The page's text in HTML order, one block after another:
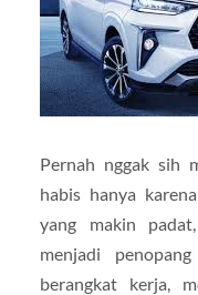
Pernah nggak sih
habis hanya
yang makin
menjadi
berangkat kerja,